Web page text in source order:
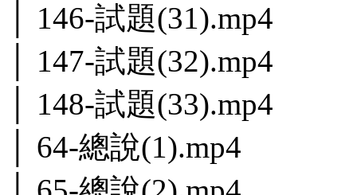
│ 146-試題(31).mp4
│ 147-試題(32).mp4
│ 148-試題(33).mp4
│ 64-總說(1).mp4